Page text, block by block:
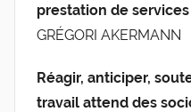
prestation de
GRÉGORI AKERMANN
Réagir, anticiper,
travail attend des